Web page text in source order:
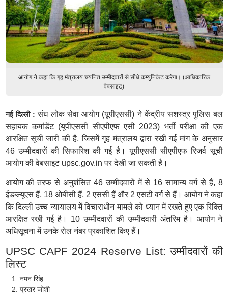
आयोग ने कहा कि गृह मंत्रालय चयनित उम्मीदवारों से सीधे कम्युनिकेट करेगा। (आधिकारिक
वेबसाइट)
नई दिल्ली : संघ लोक सेवा आयोग (यूपीएससी) ने केंद्रीय सशस्त्र पुलिस बल
सहायक कमांडेंट (यूपीएससी सीएपीएफ एसी 2023) भर्ती परीक्षा की एक
आरक्षित सूची जारी की है, जिसमें गृह मंत्रालय द्वारा रखी गई मांग के अनुसार
46 उम्मीदवारों की सिफारिश की गई है। यूपीएससी सीएपीएफ रिजर्व सूची
आयोग की वेबसाइट upsc.gov.in पर देखी जा सकती है।
आयोग की तरफ से अनुशंसित 46 उम्मीदवारों में से 16 सामान्य वर्ग से हैं, 8
ईडब्ल्यूएस हैं, 18 ओबीसी हैं, 2 एससी हैं और 2 एसटी वर्ग से हैं। आयोग ने कहा
कि दिल्ली उच्च न्यायालय में विचाराधीन मामले को ध्यान में रखते हुए एक रिक्ति
आरक्षित रखी गई है। 10 उम्मीदवारों की उम्मीदवारी अंतरिम है। आयोग ने
अधिसूचना में उनके रोल नंबर प्रकाशित किए हैं।
UPSC CAPF 2024 Reserve List: उम्मीदवारों की
लिस्ट
नमन सिंह
प्रखर जोशी